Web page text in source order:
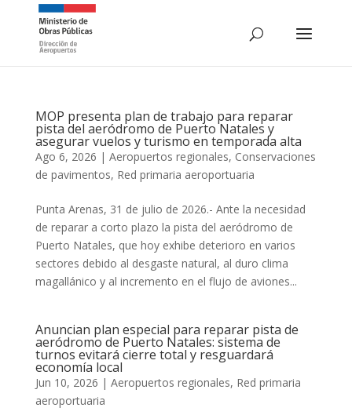
MOP presenta plan de trabajo para reparar
pista del aeródromo de Puerto Natales y
asegurar vuelos y turismo en temporada alta
Ago 6, 2026 | Aeropuertos regionales, Conservaciones
de pavimentos, Red primaria aeroportuaria
Punta Arenas, 31 de julio de 2026.- Ante la necesidad
de reparar a corto plazo la pista del aeródromo de
Puerto Natales, que hoy exhibe deterioro en varios
sectores debido al desgaste natural, al duro clima
magallánico y al incremento en el flujo de aviones...
Anuncian plan especial para reparar pista de
aeródromo de Puerto Natales: sistema de
turnos evitará cierre total y resguardará
economía local
Jun 10, 2026 | Aeropuertos regionales, Red primaria
aeroportuaria